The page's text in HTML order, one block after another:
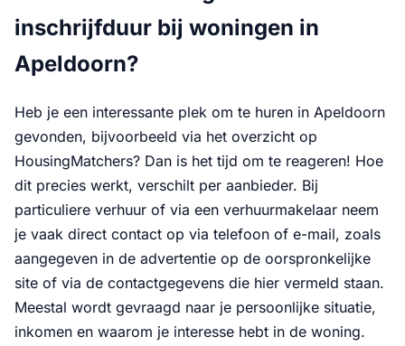
inschrijfduur bij woningen in
Apeldoorn?
Heb je een interessante plek om te huren in Apeldoorn
gevonden, bijvoorbeeld via het overzicht op
HousingMatchers? Dan is het tijd om te reageren! Hoe
dit precies werkt, verschilt per aanbieder. Bij
particuliere verhuur of via een verhuurmakelaar neem
je vaak direct contact op via telefoon of e-mail, zoals
aangegeven in de advertentie op de oorspronkelijke
site of via de contactgegevens die hier vermeld staan.
Meestal wordt gevraagd naar je persoonlijke situatie,
inkomen en waarom je interesse hebt in de woning.